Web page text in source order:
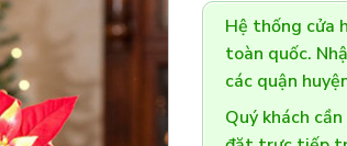
Hệ thống cửa
toàn quốc.
các quận
Quý khách